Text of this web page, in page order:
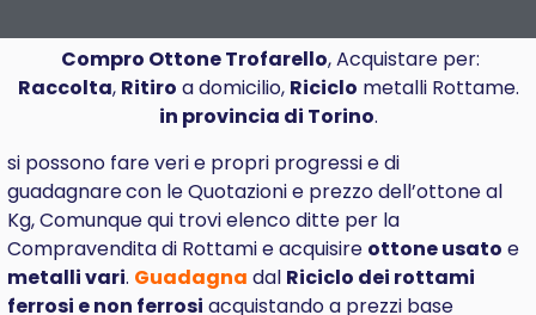
Compro Ottone Trofarello, Acquistare per:
Raccolta, Ritiro a domicilio, Riciclo metalli Rottame.
in provincia di Torino.
si possono fare veri e propri progressi e di
guadagnarecon le Quotazioni e prezzo dell’ottone al
Kg, Comunque qui trovi elenco ditte per la
Compravendita di Rottami e acquisire ottone usato e
metalli vari. Guadagna dal Riciclo dei rottami
ferrosi e non ferrosi acquistando a prezzi base